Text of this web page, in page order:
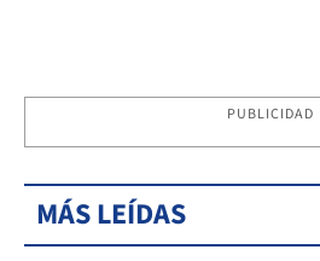
PUBLICIDAD
MÁS LEÍDAS